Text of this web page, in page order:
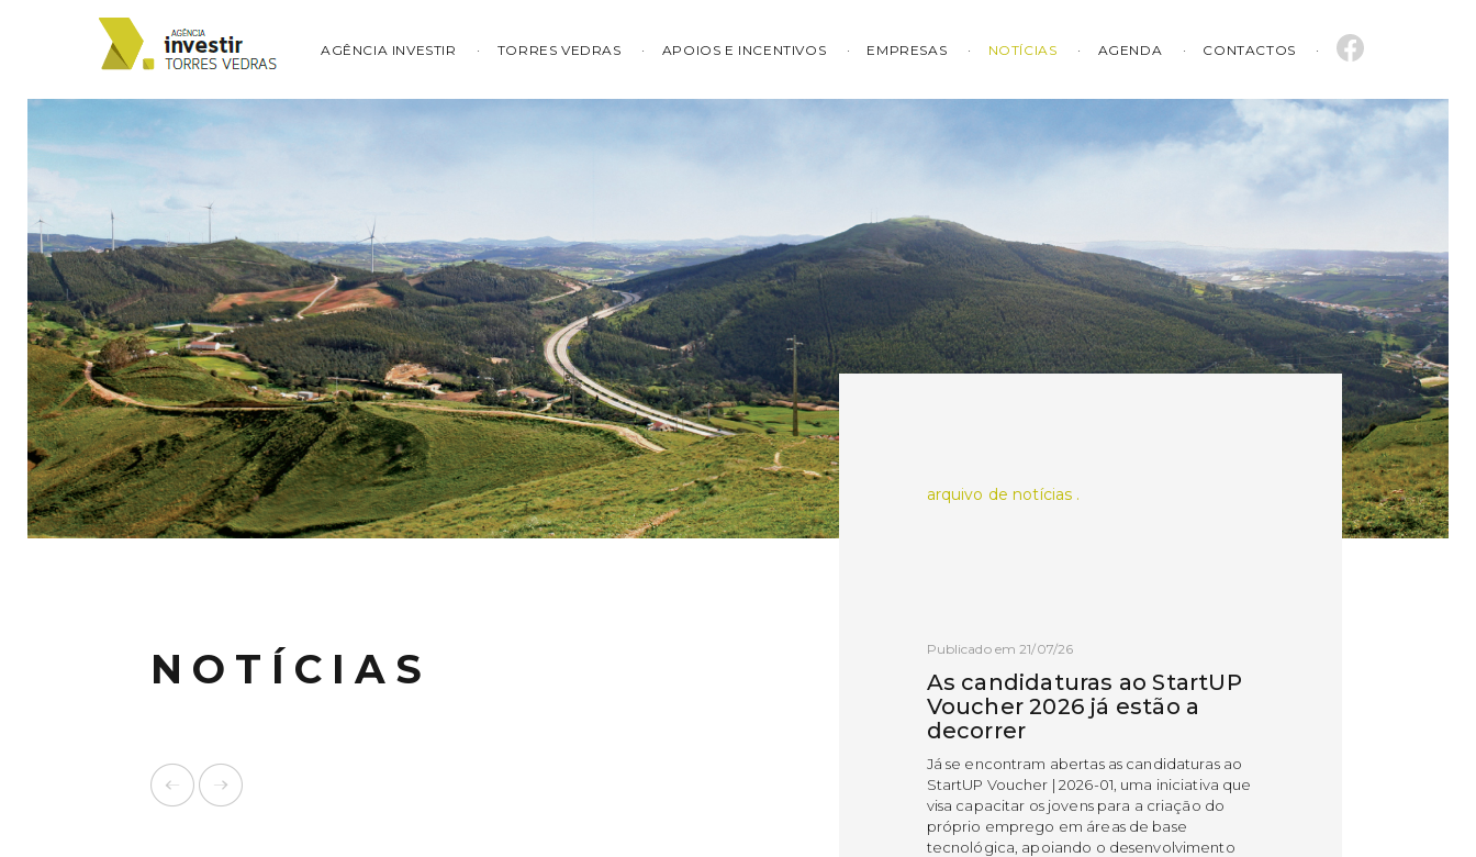
AGÊNCIA INVESTIR TORRES VEDRAS APOIOS E INCENTIVOS EMPRESAS NOTÍCIAS AGENDA CONTACTOS
NOTÍCIAS
arquivo de notícias .
Publicado em 21/07/26
As candidaturas ao StartUP
Voucher 2026 já estão a
decorrer
Já se encontram abertas as candidaturas ao
StartUP Voucher | 2026-01, uma iniciativa que
visa capacitar os jovens para a criação do
próprio emprego em áreas de base
tecnológica, apoiando o desenvolvimento